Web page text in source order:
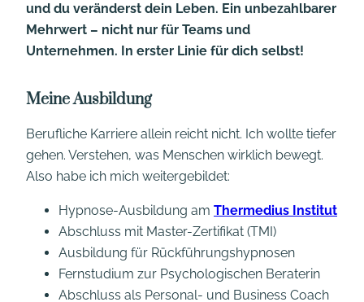
und du veränderst dein Leben. Ein unbezahlbarer
Mehrwert – nicht nur für Teams und
Unternehmen. In erster Linie für dich selbst!
Meine Ausbildung
Berufliche Karriere allein reicht nicht. Ich wollte tiefer
gehen. Verstehen, was Menschen wirklich bewegt.
Also habe ich mich weitergebildet:
Hypnose-Ausbildung am Thermedius Institut
Abschluss mit Master-Zertifikat (TMI)
Ausbildung für Rückführungshypnosen
Fernstudium zur Psychologischen Beraterin
Abschluss als Personal- und Business Coach